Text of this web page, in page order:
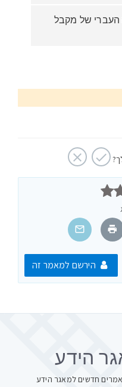
העברי של מקבל
הירשם למאמר זה
הידע
חדשים למאגר הידע